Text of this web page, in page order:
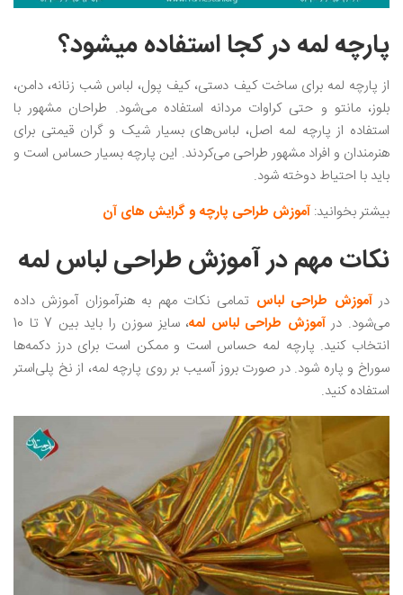
پارچه لمه در کجا استفاده میشود؟
از پارچه لمه برای ساخت کیف دستی، کیف پول، لباس شب زنانه، دامن،
بلوز، مانتو و حتی کراوات مردانه استفاده می‌شود. طراحان مشهور با
استفاده از پارچه لمه اصل، لباس‌های بسیار شیک و گران قیمتی برای
هنرمندان و افراد مشهور طراحی می‌کردند. این پارچه بسیار حساس است و
باید با احتیاط دوخته شود.
بیشتر بخوانید: آموزش طراحی پارچه و گرایش های آن
نکات مهم در آموزش طراحی لباس لمه
درآموزش طراحی لباس تمامی نکات مهم به هنرآموزان آموزش داده
می‌شود. درآموزش طراحی لباس لمه
، سایز سوزن را باید بین 7 تا 10
انتخاب کنید. پارچه لمه حساس است و ممکن است برای درز دکمه‌ها
سوراخ و پاره شود. در صورت بروز آسیب بر روی پارچه لمه، از نخ پلی‌استر
استفاده کنید.